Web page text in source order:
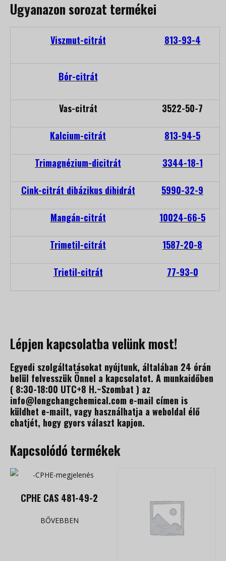
Ugyanazon sorozat termékei
Viszmut-citrát 813-93-4
Bór-citrát
Vas-citrát 3522-50-7
Kalcium-citrát 813-94-5
Trimagnézium-dicitrát 3344-18-1
Cink-citrát dibázikus dihidrát 5990-32-9
Mangán-citrát 10024-66-5
Trimetil-citrát 1587-20-8
Trietil-citrát 77-93-0
Lépjen kapcsolatba velünk most!
Egyedi szolgáltatásokat nyújtunk, általában 24 órán
belül felvesszük Önnel a kapcsolatot. A munkaidőben
( 8:30-18:00 UTC+8 H.~Szombat ) az
info@longchangchemical.com e-mail címen is
küldhet e-mailt, vagy használhatja a weboldal élő
chatjét, hogy gyors választ kapjon.
Kapcsolódó termékek
CPHE CAS 481-49-2
BŐVEBBEN